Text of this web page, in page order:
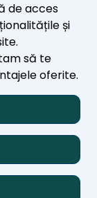
de acces
și
să te
oferite.